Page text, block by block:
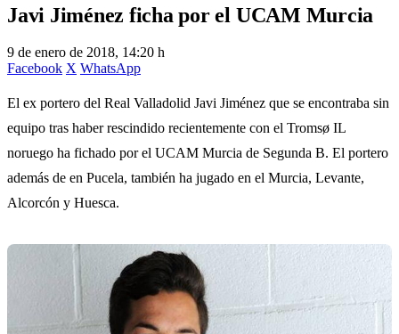
Javi Jiménez ficha por el UCAM Murcia
9 de enero de 2018, 14:20 h
Facebook X WhatsApp
El ex portero del Real Valladolid Javi Jiménez que se encontraba sin
equipo tras haber rescindido recientemente con el Tromsø IL
noruego ha fichado por el UCAM Murcia de Segunda B. El portero
además de en Pucela, también ha jugado en el Murcia, Levante,
Alcorcón y Huesca.